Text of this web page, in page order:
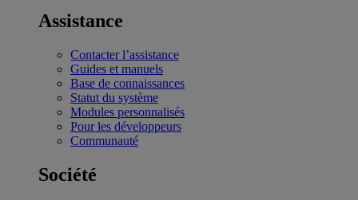
Assistance
Contacter l’assistance
Guides et manuels
Base de connaissances
Statut du système
Modules personnalisés
Pour les développeurs
Communauté
Société